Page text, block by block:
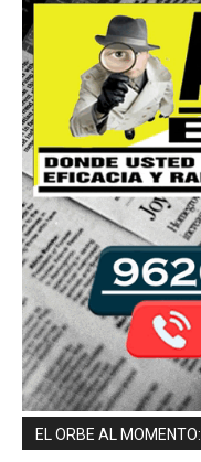
EL ORBE AL MOMENTO: